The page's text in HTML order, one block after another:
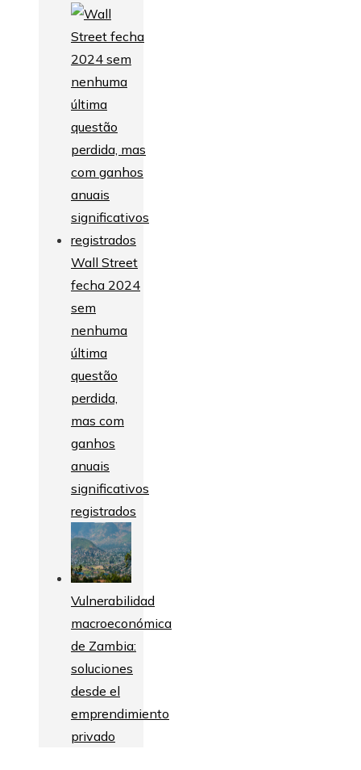
Wall Street
fecha 2024
sem
nenhuma
última
questão
perdida,
mas com
ganhos
anuais
significativos
registrados
Vulnerabilidad
macroeconómica
de Zambia:
soluciones
desde el
emprendimiento
privado